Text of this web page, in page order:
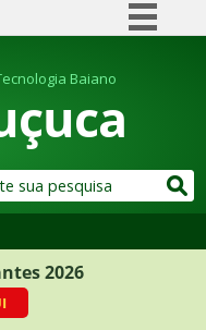
Comunica BR
Participe
Legislação
Baiano
2026